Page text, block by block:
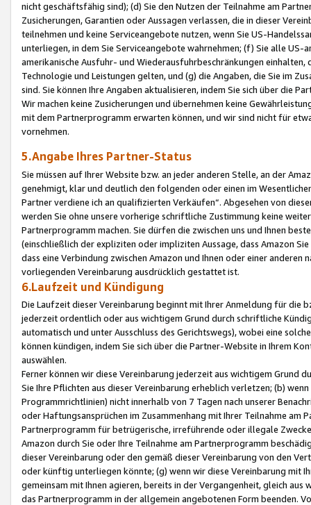
nicht geschäftsfähig sind); (d) Sie den Nutzen der Teilnahme am
Zusicherungen, Garantien oder Aussagen verlassen, die in dieser
teilnehmen und keine Serviceangebote nutzen, wenn Sie US-
unterliegen, in dem Sie Serviceangebote wahrnehmen; (f) Sie alle
amerikanische Ausfuhr- und Wiederausfuhrbeschränkungen
Technologie und Leistungen gelten, und (g) die Angaben, die Sie im
sind. Sie können Ihre Angaben aktualisieren, indem Sie sich über die
Wir machen keine Zusicherungen und übernehmen keine
mit dem Partnerprogramm erwarten können, und wir sind nicht für
vornehmen.
5.Angabe Ihres Partner-Status
Sie müssen auf Ihrer Website bzw. an jeder anderen Stelle, an der
genehmigt, klar und deutlich den folgenden oder einen im
Partner verdiene ich an qualifizierten Verkäufen“. Abgesehen von
werden Sie ohne unsere vorherige schriftliche Zustimmung keine
Partnerprogramm machen. Sie dürfen die zwischen uns und Ihnen
(einschließlich der expliziten oder impliziten Aussage, dass Amazon
dass eine Verbindung zwischen Amazon und Ihnen oder einer
vorliegenden Vereinbarung ausdrücklich gestattet ist.
6.Laufzeit und Kündigung
Die Laufzeit dieser Vereinbarung beginnt mit Ihrer Anmeldung für die
jederzeit ordentlich oder aus wichtigem Grund durch schriftliche
automatisch und unter Ausschluss des Gerichtswegs), wobei eine
können kündigen, indem Sie sich über die Partner-Website in Ihrem
auswählen.
Ferner können wir diese Vereinbarung jederzeit aus wichtigem Grund
Sie Ihre Pflichten aus dieser Vereinbarung erheblich verletzen; (b)
Programmrichtlinien) nicht innerhalb von 7 Tagen nach unserer
oder Haftungsansprüchen im Zusammenhang mit Ihrer Teilnahme am
Partnerprogramm für betrügerische, irreführende oder illegale
Amazon durch Sie oder Ihre Teilnahme am Partnerprogramm
dieser Vereinbarung oder den gemäß dieser Vereinbarung von den
oder künftig unterliegen könnte; (g) wenn wir diese Vereinbarung mit
gemeinsam mit Ihnen agieren, bereits in der Vergangenheit, gleich
das Partnerprogramm in der allgemein angebotenen Form beenden.